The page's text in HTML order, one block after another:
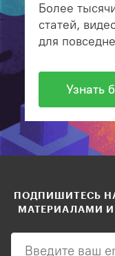
Более
статей,
для
Узнать
ПОДПИШИТЕСЬ
МАТЕРИАЛАМИ